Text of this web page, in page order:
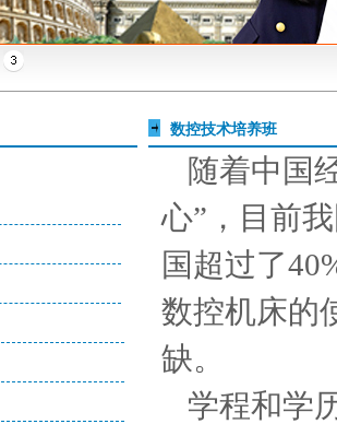
数控技术培养班
随着中国
心”，目前
国超过了
数控机床的
缺。
学程和学